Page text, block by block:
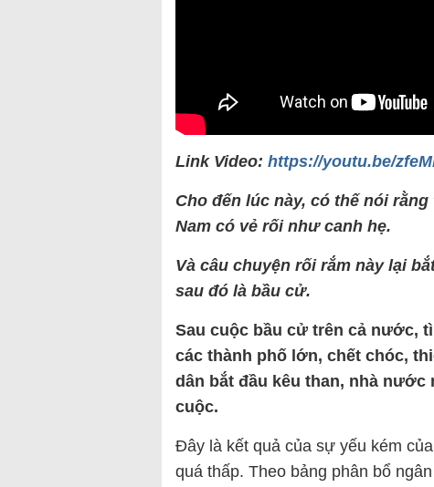
Link Video: https://youtu.be/
Cho đến lúc này, có thế nói
Nam có vẻ rối như canh hẹ.
Và câu chuyện rối rắm này lại
sau đó là bầu cử.
Sau cuộc bầu cử trên cả nước,
các thành phố lớn, chết chóc,
dân bắt đầu kêu than, nhà
cuộc.
Đây là kết quả của sự yếu kém
quá thấp. Theo bảng phân bổ